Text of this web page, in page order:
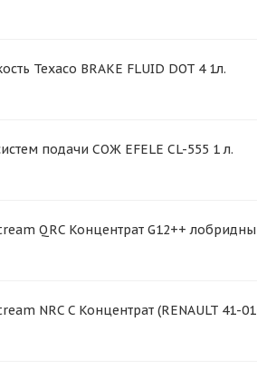
Texaco BRAKE FLUID DOT 4 1л.
подачи СОЖ EFELE CL-555 1 л.
QRC Концентрат G12++
NRC C Концентрат (RENAULT 41-